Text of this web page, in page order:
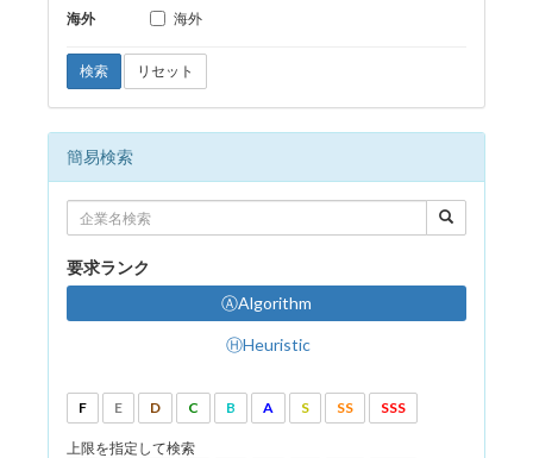
海外
海外
検索 リセット
簡易検索
要求ランク
ⒶAlgorithm
ⒽHeuristic
F E D C B A S SS SSS
上限を指定して検索